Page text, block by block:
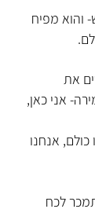
והוא מפיח
את
אני כאן,
אנחנו
לכח